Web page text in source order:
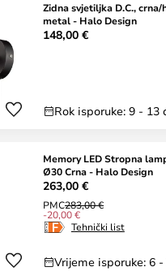
Zidna svjetiljka D.C.,
metal - Halo Design
148,00 €
Rok isporuke: 9 - 13
Memory LED Stropna
Ø30 Crna - Halo Design
263,00 €
PMC283,00 €
-20,00 €
Tehnički list
Vrijeme isporuke: 6